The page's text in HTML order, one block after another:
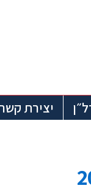
יצירת קשר